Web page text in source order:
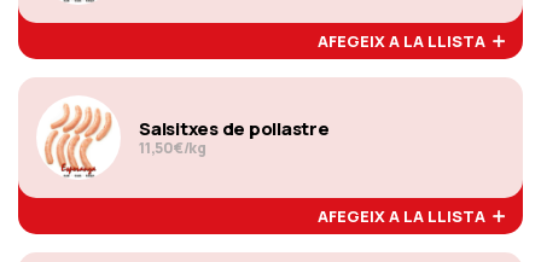
AFEGEIX A LA LLISTA
Salsitxes de pollastre
11,50€/kg
AFEGEIX A LA LLISTA